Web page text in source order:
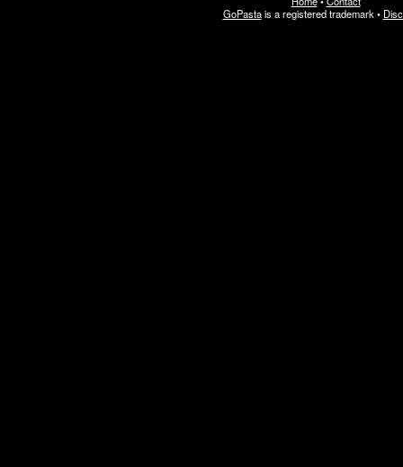
GoPastais a registered trademark •